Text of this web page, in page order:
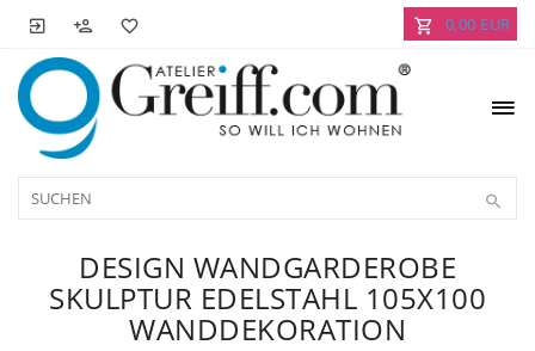
0,00 EUR
DESIGN WANDGARDEROBE
SKULPTUR EDELSTAHL 105X100
WANDDEKORATION